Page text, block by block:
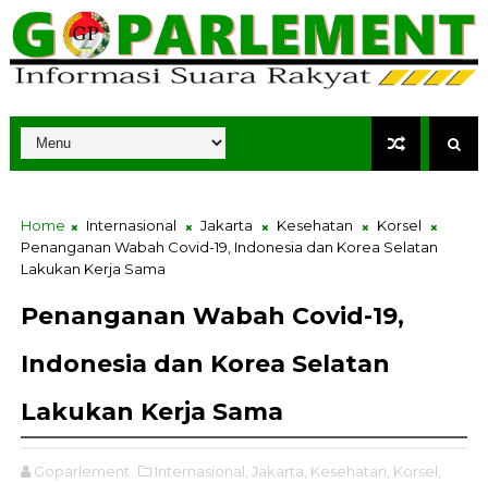
Home Internasional Jakarta Kesehatan
Korsel
Penanganan Wabah Covid-19, Indonesia dan Korea Selatan
Lakukan Kerja Sama
Penanganan Wabah Covid-19,
Indonesia dan Korea Selatan
Lakukan Kerja Sama
Goparlement Internasional, Jakarta, Kesehatan, Korsel,